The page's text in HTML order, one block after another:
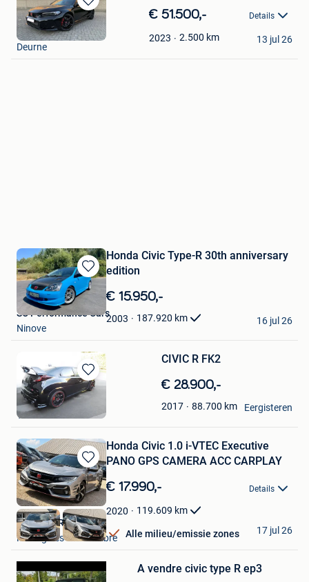
Bewaren
in
Mijn
€ 51.500,- Details
2023 2.500 km
MrFam
Deurne
13 jul 26
Bewaren
in
Mijn
Favorieten
Honda Civic Type-R 30th anniversary
edition
€ 15.950,-
2003 187.920 km
SC Performance Cars
Ninove
16 jul 26
Bewaren
in
Favorieten
CIVIC R FK2
€ 28.900,-
2017 88.700 km
paulus
Tillet
Eergisteren
Bewaren
in
Mijn
Favorieten
Honda Civic 1.0 i-VTEC Executive
PANO GPS CAMERA ACC CARPLAY
€ 17.990,- Details
2020 119.609 km
Alle milieu/emissie zones
BE MOTORS
Montignies-Sur-Sambre
17 jul 26
Bewaren
in
Favorieten
A vendre civic type R ep3